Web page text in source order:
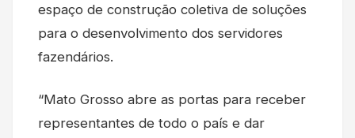
espaço de construção coletiva de soluções
para o desenvolvimento dos servidores
fazendários.
“Mato Grosso abre as portas para receber
representantes de todo o país e dar